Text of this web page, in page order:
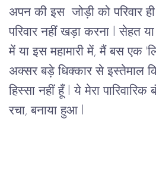
अपन की इस  जोड़ी को परिवार
परिवार नहीं खड़ा करना l सेहत
में या इस महामारी में, मैं बस एक
अक्सर बड़े धिक्कार से इस्तेमाल
हिस्सा नहीं हूँ l ये मेरा
रचा, बनाया हुआ l